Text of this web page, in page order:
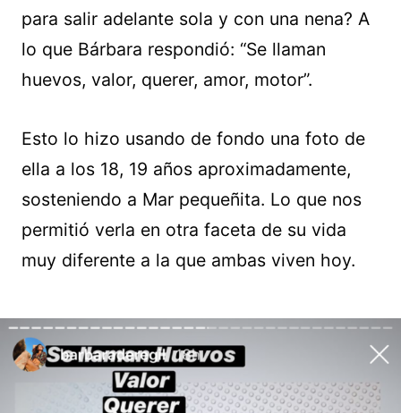
para salir adelante sola y con una nena? A
lo que Bárbara respondió: “Se llaman
huevos, valor, querer, amor, motor”.
Esto lo hizo usando de fondo una foto de
ella a los 18, 19 años aproximadamente,
sosteniendo a Mar pequeñita. Lo que nos
permitió verla en otra faceta de su vida
muy diferente a la que ambas viven hoy.